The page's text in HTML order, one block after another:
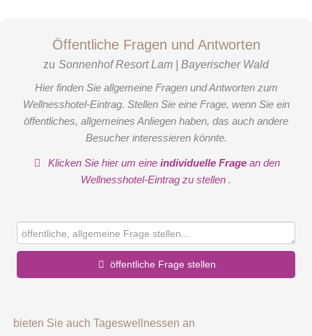
Öffentliche Fragen und Antworten
zu Sonnenhof Resort Lam | Bayerischer Wald
Hier finden Sie allgemeine Fragen und Antworten zum
Wellnesshotel-Eintrag. Stellen Sie eine Frage, wenn Sie ein
öffentliches, allgemeines Anliegen haben, das auch andere
Besucher interessieren könnte.
Klicken Sie hier um eineindividuelle Frage an den
Wellnesshotel-Eintrag zu stellen .
öffentliche Frage stellen
bieten Sie auch Tageswellnessen an